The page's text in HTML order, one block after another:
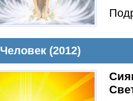
Человек (2012)